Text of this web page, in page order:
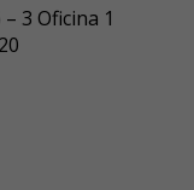
3 Oficina 1